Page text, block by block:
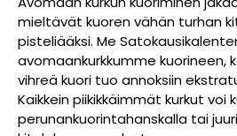
mieltävät kuoren vähän turhan
pisteliääksi. Me
avomaankurkkumme kuorineen,
vihreä kuori tuo annoksiin
Kaikkein piikikkäimmät kurkut voi
perunankuorintahanskalla tai